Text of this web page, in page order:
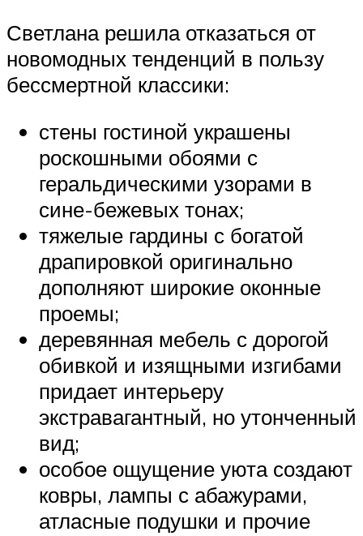
Светлана решила отказаться от
новомодных тенденций в пользу
бессмертной классики:
стены гостиной украшены
роскошными обоями с
геральдическими узорами в
сине-бежевых тонах;
тяжелые гардины с богатой
драпировкой оригинально
дополняют широкие оконные
проемы;
деревянная мебель с дорогой
обивкой и изящными изгибами
придает интерьеру
экстравагантный, но утонченный
вид;
особое ощущение уюта создают
ковры, лампы с абажурами,
атласные подушки и прочие